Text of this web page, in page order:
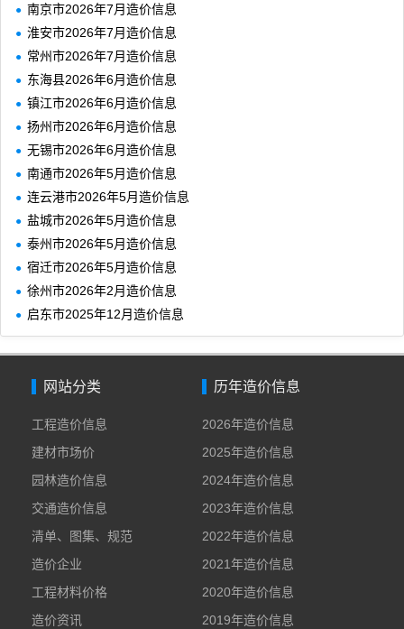
南京市2026年7月造价信息
淮安市2026年7月造价信息
常州市2026年7月造价信息
东海县2026年6月造价信息
镇江市2026年6月造价信息
扬州市2026年6月造价信息
无锡市2026年6月造价信息
南通市2026年5月造价信息
连云港市2026年5月造价信息
盐城市2026年5月造价信息
泰州市2026年5月造价信息
宿迁市2026年5月造价信息
徐州市2026年2月造价信息
启东市2025年12月造价信息
网站分类
工程造价信息
建材市场价
园林造价信息
交通造价信息
清单、图集、规范
造价企业
工程材料价格
造价资讯
历年造价信息
2026年造价信息
2025年造价信息
2024年造价信息
2023年造价信息
2022年造价信息
2021年造价信息
2020年造价信息
2019年造价信息